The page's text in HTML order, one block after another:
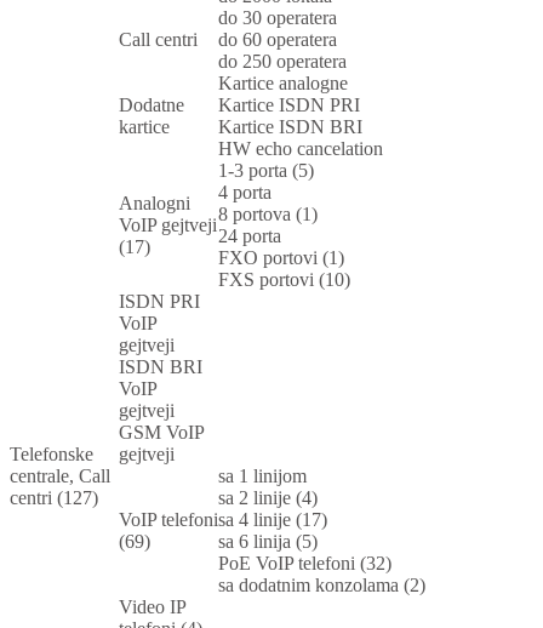
Telefonske
centrale, Call
centri (127)
Call centri
do 30 operatera
do 60 operatera
do 250 operatera
Dodatne
kartice
Kartice analogne
Kartice ISDN PRI
Kartice ISDN BRI
HW echo cancelation
Analogni
VoIP gejtveji
(17)
1-3 porta (5)
4 porta
8 portova (1)
24 porta
FXO portovi (1)
FXS portovi (10)
ISDN PRI
VoIP
gejtveji
ISDN BRI
VoIP
gejtveji
GSM VoIP
gejtveji
VoIP telefoni
(69)
sa 1 linijom
sa 2 linije (4)
sa 4 linije (17)
sa 6 linija (5)
PoE VoIP telefoni (32)
sa dodatnim konzolama (2)
Video IP